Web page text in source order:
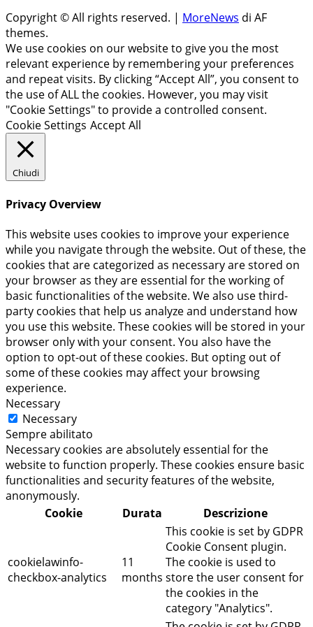
Copyright © All rights reserved. | MoreNews di AF
themes.
We use cookies on our website to give you the most
relevant experience by remembering your preferences
and repeat visits. By clicking “Accept All”, you consent to
the use of ALL the cookies. However, you may visit
"Cookie Settings" to provide a controlled consent.
Cookie Settings Accept All
Chiudi
Privacy Overview
This website uses cookies to improve your experience
while you navigate through the website. Out of these, the
cookies that are categorized as necessary are stored on
your browser as they are essential for the working of
basic functionalities of the website. We also use third-
party cookies that help us analyze and understand how
you use this website. These cookies will be stored in your
browser only with your consent. You also have the
option to opt-out of these cookies. But opting out of
some of these cookies may affect your browsing
experience.
Necessary
Necessary
Sempre abilitato
Necessary cookies are absolutely essential for the
website to function properly. These cookies ensure basic
functionalities and security features of the website,
anonymously.
Cookie
Durata Descrizione
cookielawinfo-
checkbox-analytics
11
months
This cookie is set by GDPR
Cookie Consent plugin.
The cookie is used to
store the user consent for
the cookies in the
category "Analytics".